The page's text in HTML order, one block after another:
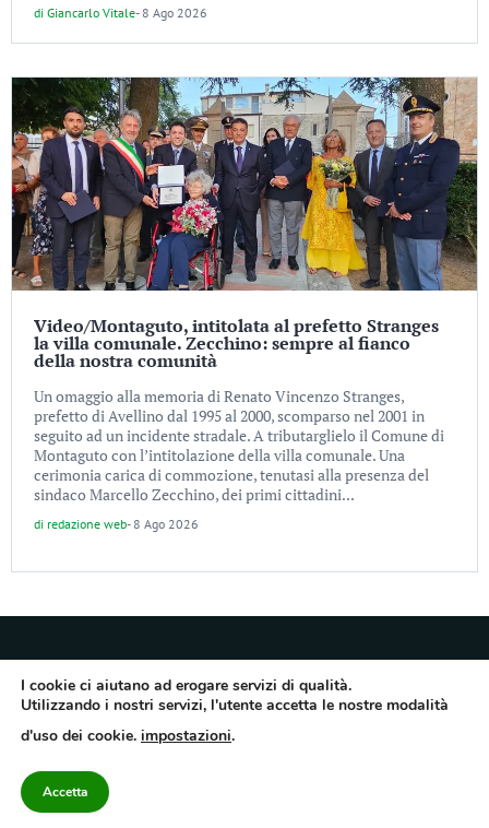
di Giancarlo Vitale- 8 Ago 2026
Video/Montaguto, intitolata al prefetto Stranges
la villa comunale. Zecchino: sempre al fianco
della nostra comunità
Un omaggio alla memoria di Renato Vincenzo Stranges,
prefetto di Avellino dal 1995 al 2000, scomparso nel 2001 in
seguito ad un incidente stradale. A tributarglielo il Comune di
Montaguto con l’intitolazione della villa comunale. Una
cerimonia carica di commozione, tenutasi alla presenza del
sindaco Marcello Zecchino, dei primi cittadini...
di redazione web- 8 Ago 2026
Quotidiano dell’Irpinia, a diffusione regionale. Reg. Trib. di Avellino n.7/12 del
10/9/2012. Iscritto nel Registro Operatori di Comunicazione al n.7671
Avellino – Cap.Soc. 20.000 € – REA 187346 – PI/CF. Reg. naz. stampa 10218/99
I cookie ci aiutano ad erogare servizi di qualità.
Utilizzando i nostri servizi, l'utente accetta le nostre modalità
d'uso dei cookie. impostazioni.
Accetta